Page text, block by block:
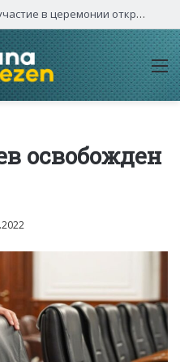
Глава государства принял участие в церемонии открытия международного турнира «Игры будущего – 2026»
освобожден